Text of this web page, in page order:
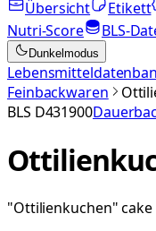
Übersicht
Etikett
Nutri-Score
BLS-
Dunkelmodus
Feinbackwaren
BLS D431900
"Ottilienkuchen"